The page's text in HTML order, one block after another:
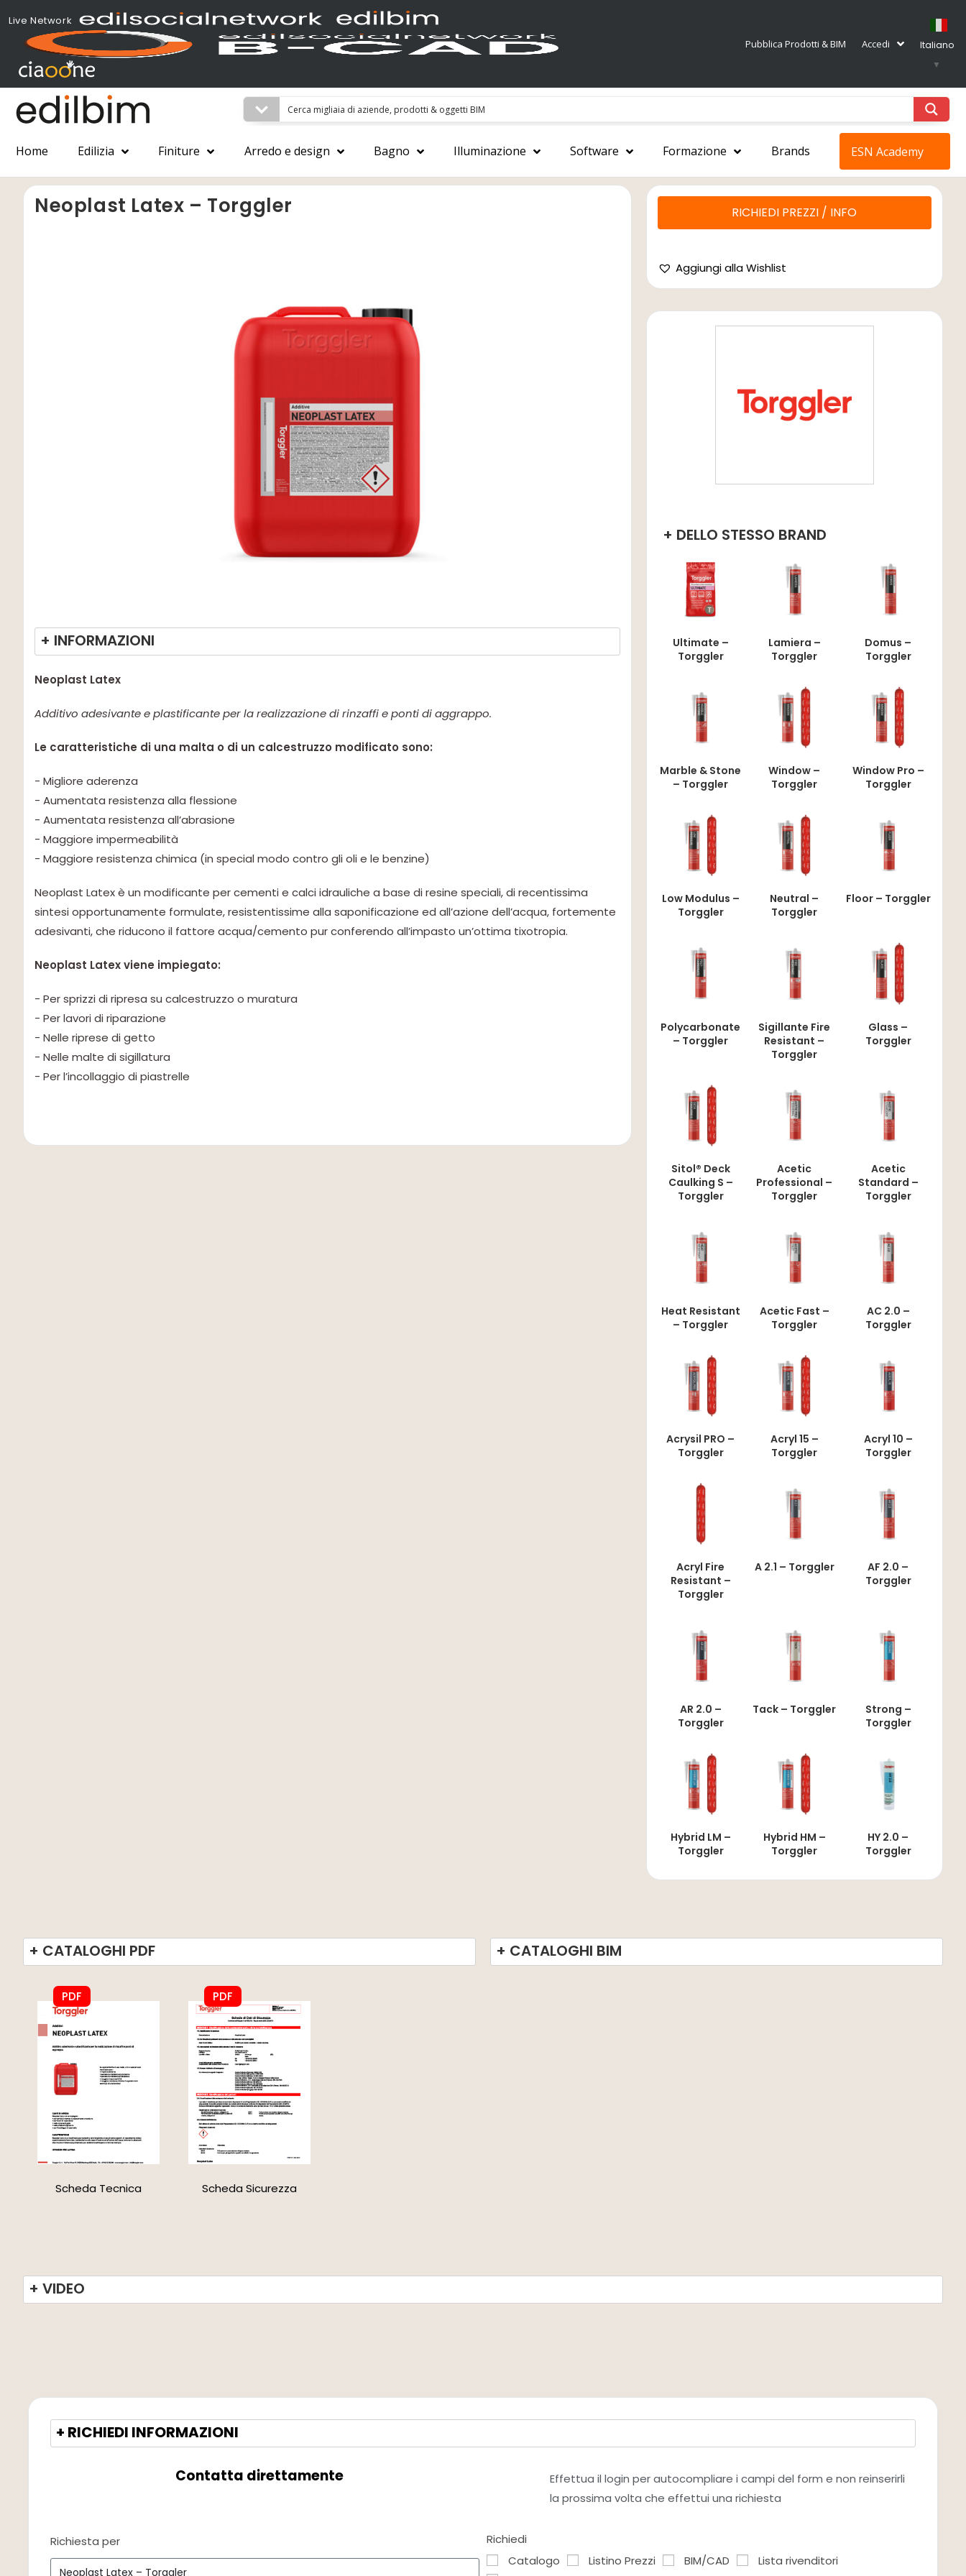
Live Network
Pubblica Prodotti & BIM Accedi
Italiano
▼
Home Edilizia Finiture Arredo e design Bagno Illuminazione Software Formazione Brands ESN Academy
Neoplast Latex – Torggler
+ INFORMAZIONI
Neoplast Latex
Additivo adesivante e plastificante per la realizzazione di rinzaffi e ponti di aggrappo.
Le caratteristiche di una malta o di un calcestruzzo modificato sono:
- Migliore aderenza
- Aumentata resistenza alla flessione
- Aumentata resistenza all’abrasione
- Maggiore impermeabilità
- Maggiore resistenza chimica (in special modo contro gli oli e le benzine)
Neoplast Latex è un modificante per cementi e calci idrauliche a base di resine speciali, di recentissima
sintesi opportunamente formulate, resistentissime alla saponificazione ed all’azione dell’acqua, fortemente
adesivanti, che riducono il fattore acqua/cemento pur conferendo all’impasto un’ottima tixotropia.
Neoplast Latex viene impiegato:
- Per sprizzi di ripresa su calcestruzzo o muratura
- Per lavori di riparazione
- Nelle riprese di getto
- Nelle malte di sigillatura
- Per l’incollaggio di piastrelle
RICHIEDI PREZZI / INFO
Aggiungi alla Wishlist
+ DELLO STESSO BRAND
Ultimate –
Torggler
Lamiera –
Torggler
Domus –
Torggler
Marble & Stone
– Torggler
Window –
Torggler
Window Pro –
Torggler
Low Modulus –
Torggler
Neutral –
Torggler
Floor – Torggler
Polycarbonate
– Torggler
Sigillante Fire
Resistant –
Torggler
Glass –
Torggler
Sitol® Deck
Caulking S –
Torggler
Acetic
Professional –
Torggler
Acetic
Standard –
Torggler
Heat Resistant
– Torggler
Acetic Fast –
Torggler
AC 2.0 –
Torggler
Acrysil PRO –
Torggler
Acryl 15 –
Torggler
Acryl 10 –
Torggler
Acryl Fire
Resistant –
Torggler
A 2.1 – Torggler
AF 2.0 –
Torggler
AR 2.0 –
Torggler
Tack – Torggler
Strong –
Torggler
Hybrid LM –
Torggler
Hybrid HM –
Torggler
HY 2.0 –
Torggler
+ CATALOGHI PDF
PDF
Scheda Tecnica
PDF
Scheda Sicurezza
+ CATALOGHI BIM
+ VIDEO
+ RICHIEDI INFORMAZIONI
Contatta direttamente
Effettua il login per autocompliare i campi del form e non reinserirli
la prossima volta che effettui una richiesta
Richiesta per
Richiedi
Catalogo
Listino Prezzi BIM/CAD
Lista rivenditori